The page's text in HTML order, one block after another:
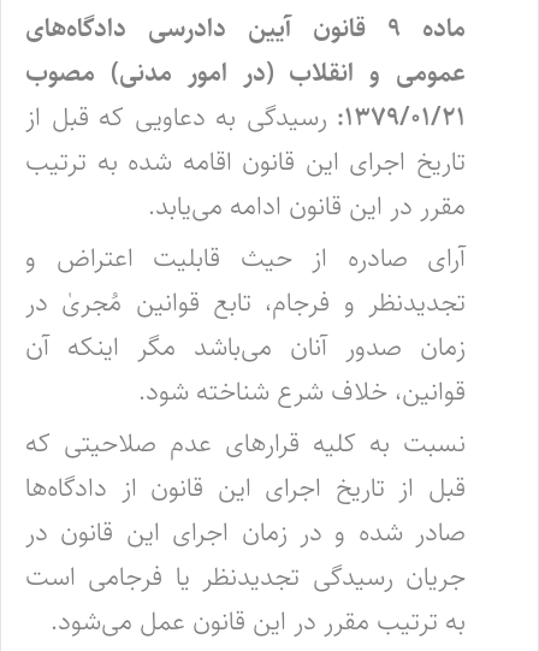
‌ماده ۹ قانون آیین دادرسی دادگاه‌های
عمومی و انقلاب (‌در امور مدنی) مصوب
۱۳۷۹/۰۱/۲۱: رسیدگی به دعاویی که قبل از
تاریخ اجرای این قانون اقامه شده به ترتیب
مقرر در این قانون ادامه می‌یابد.
آرای صادره از حیث قابلیت اعتراض و
تجدیدنظر و فرجام، تابع قوانین مُجریٰ در
زمان صدور آنان می‌باشد مگر اینکه آن
قوانین، خلاف شرع شناخته شود.
نسبت به کلیه قرارهای عدم صلاحیتی که
قبل از تاریخ اجرای این قانون از دادگاه‌ها
صادر شده و در زمان اجرای این قانون در
جریان رسیدگی تجدیدنظر یا فرجامی است
به ترتیب مقرر در این قانون عمل می‌شود.